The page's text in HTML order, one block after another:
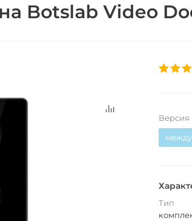
Botslab Video
Версия
Тип